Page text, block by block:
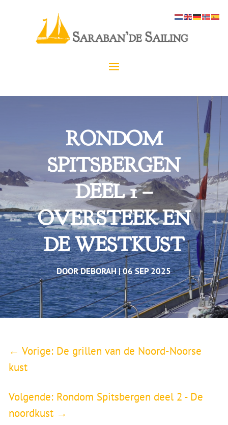
RONDOM
SPITSBERGEN
DEEL 1 –
OVERSTEEK EN
DE WESTKUST
DOORDEBORAH 06 SEP 2025
← Vorige: De grillen van de Noord-Noorse
kust
Volgende: Rondom Spitsbergen deel 2 - De
noordkust→